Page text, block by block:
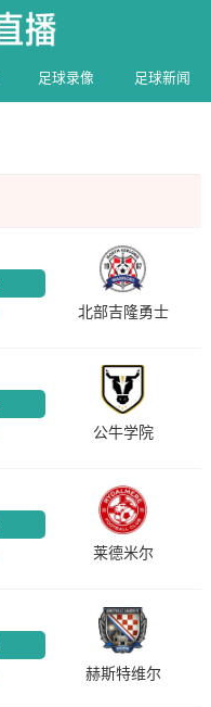
足球录像 足球新闻
北部吉隆勇士
公牛学院
莱德米尔
赫斯特维尔